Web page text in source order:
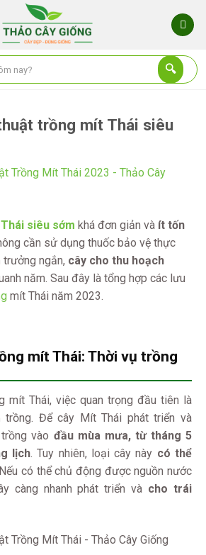
trồng mít Thái siêu
siêu sớm khá đơn giản và ít tốn
cần sử dụng thuốc bảo vệ thực
ngắn, cây cho thu hoạch
năm. Sau đây là tổng hợp các lưu
mít Thái năm 2023.
mít Thái: Thời vụ trồng
mít Thái, việc quan trọng đầu tiên là
Để cây Mít Thái phát triển và
vào đầu mùa mưa, từ tháng 5
lịch. Tuy nhiên, loại cây này có thể
có thể chủ động được nguồn nước
càng nhanh phát triển và cho trái